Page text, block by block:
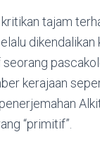
tajam
dikendalikan
kerajaan
“primitif”.